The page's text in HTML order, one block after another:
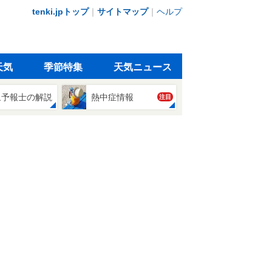
tenki.jpトップ｜ サイトマップ｜ ヘルプ
気 季節特集 天気ニュース
報士の解説 熱中症情報 注目